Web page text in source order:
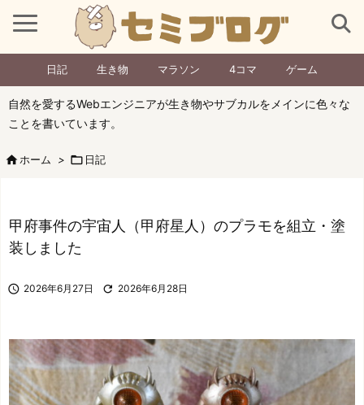
日記 生き物 マラソン 4コマ ゲーム
自然を愛するWebエンジニアが生き物やサブカルをメインに色々な
ことを書いています。
ホーム >  日記
甲府事件の宇宙人（甲府星人）のプラモを組立・塗
装しました
 2026年6月27日  2026年6月28日